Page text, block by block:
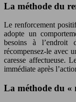
La méthode du
Le renforcement
adopte un
besoins à l’endroit
récompensez-le avec
caresse affectueuse.
immédiate après
La méthode du «